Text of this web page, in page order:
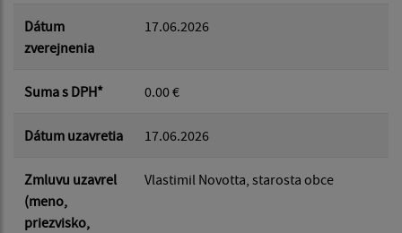
Dátum
zverejnenia
17.06.2026
Suma s DPH* 0.00 €
Dátum uzavretia 17.06.2026
Zmluvu uzavrel
(meno,
priezvisko,
Vlastimil Novotta, starosta obce